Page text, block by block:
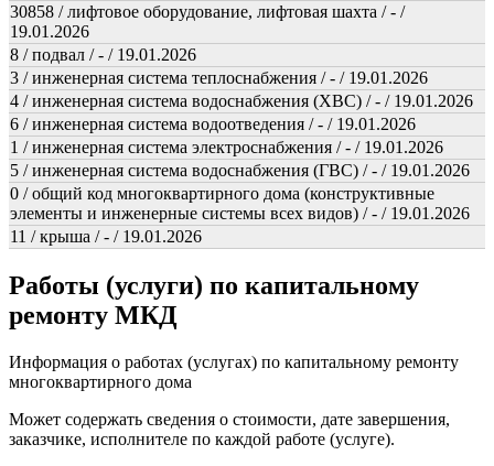
30858 / лифтовое оборудование, лифтовая шахта / - /
19.01.2026
8 / подвал / - / 19.01.2026
3 / инженерная система теплоснабжения / - / 19.01.2026
4 / инженерная система водоснабжения (ХВС) / - / 19.01.2026
6 / инженерная система водоотведения / - / 19.01.2026
1 / инженерная система электроснабжения / - / 19.01.2026
5 / инженерная система водоснабжения (ГВС) / - / 19.01.2026
0 / общий код многоквартирного дома (конструктивные
элементы и инженерные системы всех видов) / - / 19.01.2026
11 / крыша / - / 19.01.2026
Работы (услуги) по капитальному
ремонту МКД
Информация о работах (услугах) по капитальному ремонту
многоквартирного дома
Может содержать сведения о стоимости, дате завершения,
заказчике, исполнителе по каждой работе (услуге).